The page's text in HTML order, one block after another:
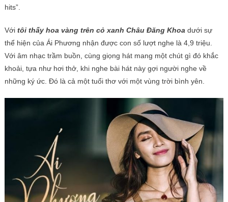
hits”.
Với tôi thấy hoa vàng trên cỏ xanh Châu Đăng Khoa dưới sự
thể hiện của Ái Phương nhận được con số lượt nghe là 4,9 triệu.
Với âm nhạc trầm buồn, cùng giọng hát mang một chút gì đó khắc
khoải, tựa như hơi thở, khi nghe bài hát này gợi người nghe về
những ký ức. Đó là cả một tuổi thơ với một vùng trời bình yên.